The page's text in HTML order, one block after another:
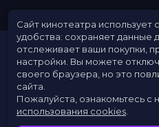
Расписание
Сайт кинотеатра использует
удобства: сохраняет данные
отслеживает ваши покупки,
настройки. Вы можете
своего браузера, но это
сайта.
Пожалуйста, ознакомьтесь с
использования cookies